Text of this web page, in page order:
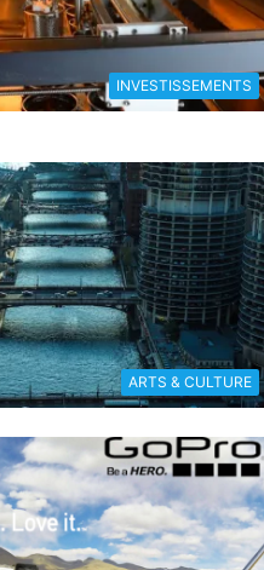
INVESTISSEMENTS
ARTS & CULTURE